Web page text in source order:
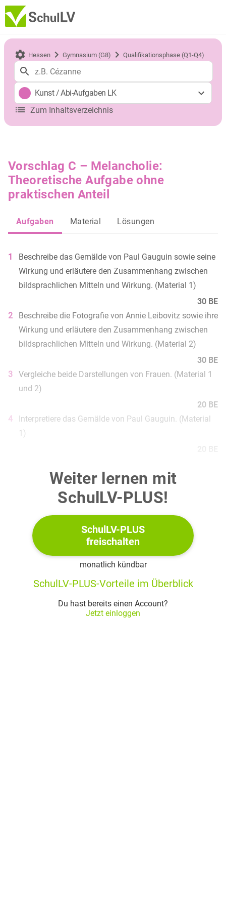
Hessen Gymnasium (G8) Qualifikationsphase (Q1-Q4)
Kunst/Abi-Aufgaben LK
Zum Inhaltsverzeichnis
Vorschlag C – Melancholie:
Theoretische Aufgabe ohne
praktischen Anteil
Aufgaben Material Lösungen
1
Beschreibe das Gemälde von Paul Gauguin sowie seine
Wirkung und erläutere den Zusammenhang zwischen
bildsprachlichen Mitteln und Wirkung. (Material 1)
30 BE
2
Beschreibe die Fotografie von Annie Leibovitz sowie ihre
Wirkung und erläutere den Zusammenhang zwischen
bildsprachlichen Mitteln und Wirkung. (Material 2)
30 BE
3
Vergleiche beide Darstellungen von Frauen. (Material 1
und 2)
20 BE
4
Interpretiere das Gemälde von Paul Gauguin. (Material
1)
Weiter lernen mit
SchulLV-PLUS!
SchulLV-PLUS
freischalten
monatlich kündbar
SchulLV-PLUS-Vorteile im Überblick
Du hast bereits einen Account?
Jetzt einloggen